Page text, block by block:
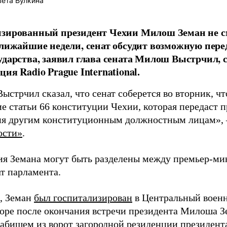
президент Чехии Милош Земан не
недели, сенат обсудит возможную
заявил глава сената Милош Выстрчил,
Radio Prague International.
сказал, что сенат соберется во вторник,
статьи 66 конституции Чехии, которая передаст
другим конституционным должностным лицам»,
.
Земана могут быть разделены между премьер-
парламента.
Земан был госпитализирован в Центральный
после окончания встречи президента Милоша
из ворот загородной резиденции